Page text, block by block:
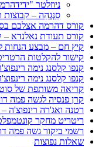
ניוזלטר
סַנְגְהַה – קבוצות
קורס דהרמה אצלכם
קורס תעודת נאלנדא –
קיץ חם – מבצע הנחות
קישור להקלטות
קנפו קלסנג נימה רינפוצ'ה
קנפו קלסנג נימה רינפוצ'ה
קריאה משותפת של
קרן פנסיה לגשה פמה
רטנה ואג'רה רינפוצ'ה
ריטריט מחקר
רשמי ביקור גשה פמה דורג'ה בישראל,
שאלות נפוצות